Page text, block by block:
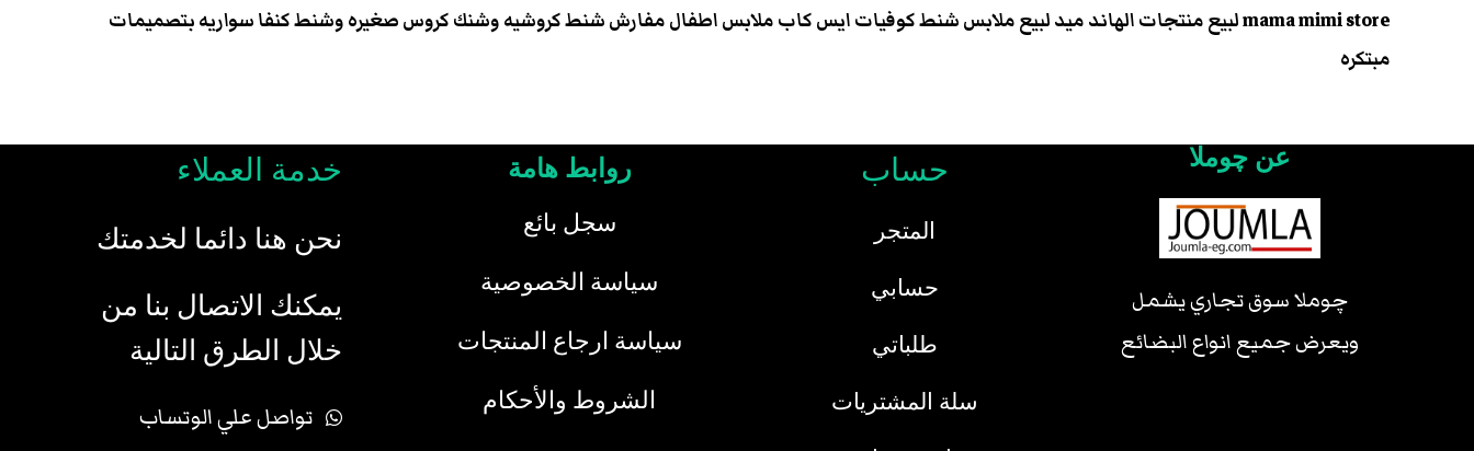
mama mimi store لبيع منتجات الهاند ميد لبيع ملابس شنط كوفيات ايس كاب ملابس اطفال مفارش شنط كروشيه وشنك كروس صغيره وشنط كنفا سواريه بتصميمات
مبتكره
عن چوملا
چوملا سوق تجاري يشمل
ويعرض جميع انواع البضائع
حساب
المتجر
حسابي
طلباتي
سلة المشتريات
روابط هامة
سجل بائع
سياسة الخصوصية
سياسة ارجاع المنتجات
الشروط والأحكام
خدمة العملاء
نحن هنا دائما لخدمتك
يمكنك الاتصال بنا من
خلال الطرق التالية
تواصل علي الوتساب